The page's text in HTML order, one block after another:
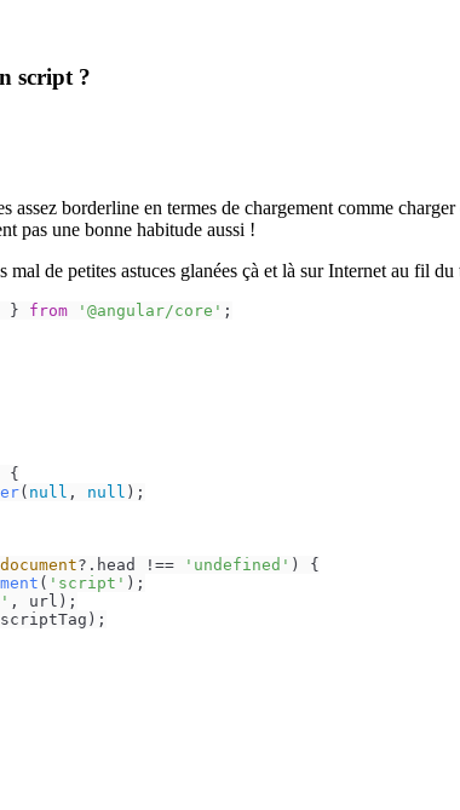
script ?
assez borderline en termes de chargement comme
pas une bonne habitude aussi !
de petites astuces glanées çà et là sur Internet au fil
} from '@angular/core' ;
{
( null , null );
document?. head !== 'undefined' ) {
( 'script' );
, url);